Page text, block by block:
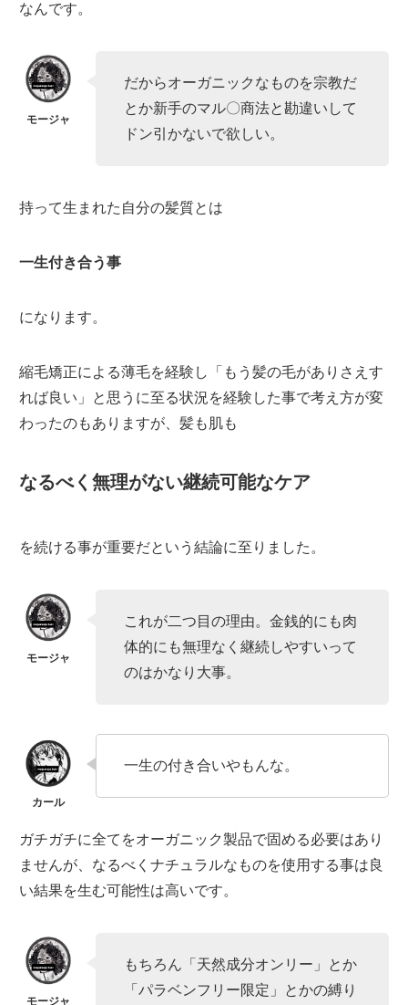
なんです。
だからオーガニックなものを宗教だ
とか新手のマル〇商法と勘違いして
ドン引かないで欲しい。
持って生まれた自分の髪質とは
一生付き合う事
になります。
縮毛矯正による薄毛を経験し「もう髪の毛がありさえす
れば良い」と思うに至る状況を経験した事で考え方が変
わったのもありますが、髪も肌も
なるべく無理がない継続可能なケア
を続ける事が重要だという結論に至りました。
これが二つ目の理由。金銭的にも肉
体的にも無理なく継続しやすいって
のはかなり大事。
一生の付き合いやもんな。
ガチガチに全てをオーガニック製品で固める必要はあり
ませんが、なるべくナチュラルなものを使用する事は良
い結果を生む可能性は高いです。
もちろん「天然成分オンリー」とか
「パラベンフリー限定」とかの縛り